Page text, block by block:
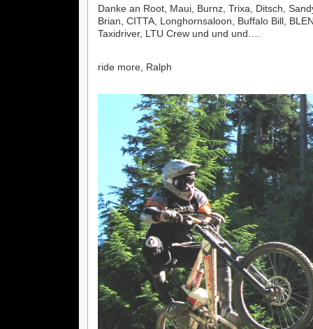
Danke an Root, Maui, Burnz, Trixa, Ditsch,
Brian, CITTA, Longhornsaloon, Buffalo Bill,
Taxidriver, LTU Crew und und und….
ride more, Ralph